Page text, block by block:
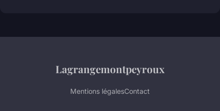
Lagrangemontpeyroux
Mentions légalesContact